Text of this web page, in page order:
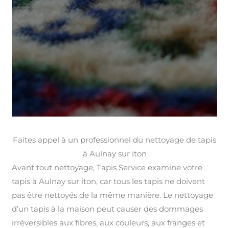
Faites appel à un professionnel du nettoyage de tapis
à Aulnay sur iton
Avant tout nettoyage, Tapis Service examine votre
tapis à Aulnay sur iton, car tous les tapis ne doivent
pas être nettoyés de la même manière. Le nettoyage
d’un tapis à la maison peut causer des dommages
irréversibles aux fibres, aux couleurs, aux franges et